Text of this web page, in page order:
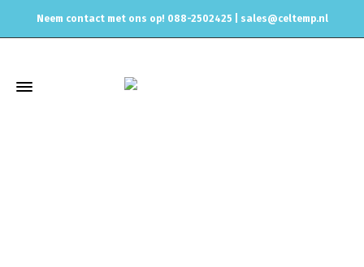
Neem contact met ons op! 088-2502425 | sales@celtemp.nl